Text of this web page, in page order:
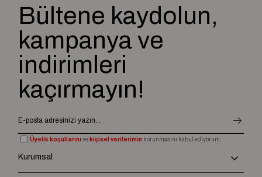
Bültene kaydolun,
kampanya ve
indirimleri
kaçırmayın!
Üyelik koşullarını ve kişisel verilerimin korunmasını kabul ediyorum.
Kurumsal